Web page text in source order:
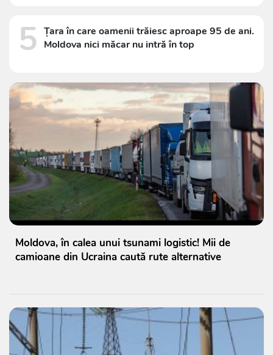
5 Țara în care oamenii trăiesc aproape 95 de ani.
Moldova nici măcar nu intră în top
Moldova, în calea unui tsunami logistic! Mii de
camioane din Ucraina caută rute alternative